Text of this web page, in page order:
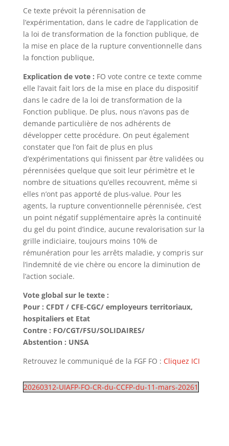
Ce texte prévoit la pérennisation de
l’expérimentation, dans le cadre de l’application de
la loi de transformation de la fonction publique, de
la mise en place de la rupture conventionnelle dans
la fonction publique,
Explication de vote : FO vote contre ce texte comme
elle l’avait fait lors de la mise en place du dispositif
dans le cadre de la loi de transformation de la
Fonction publique. De plus, nous n’avons pas de
demande particulière de nos adhérents de
développer cette procédure. On peut également
constater que l’on fait de plus en plus
d’expérimentations qui finissent par être validées ou
pérennisées quelque que soit leur périmètre et le
nombre de situations qu’elles recouvrent, même si
elles n’ont pas apporté de plus-value. Pour les
agents, la rupture conventionnelle pérennisée, c’est
un point négatif supplémentaire après la continuité
du gel du point d’indice, aucune revalorisation sur la
grille indiciaire, toujours moins 10% de
rémunération pour les arrêts maladie, y compris sur
l’indemnité de vie chère ou encore la diminution de
l’action sociale.
Vote global sur le texte :
Pour : CFDT / CFE-CGC/ employeurs territoriaux,
hospitaliers et Etat
Contre : FO/CGT/FSU/SOLIDAIRES/
Abstention : UNSA
Retrouvez le communiqué de la FGF FO : Cliquez ICI
20260312-UIAFP-FO-CR-du-CCFP-du-11-mars-20261